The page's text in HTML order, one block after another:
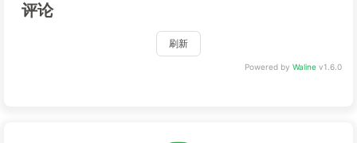
评论
刷新
Powered by Waline v1.6.0